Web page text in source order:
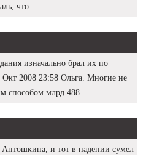
что.
изначально брал их по
Окт 2008 23:58 Ольга. Многие не
способом млрд 488.
и тот в падении сумел